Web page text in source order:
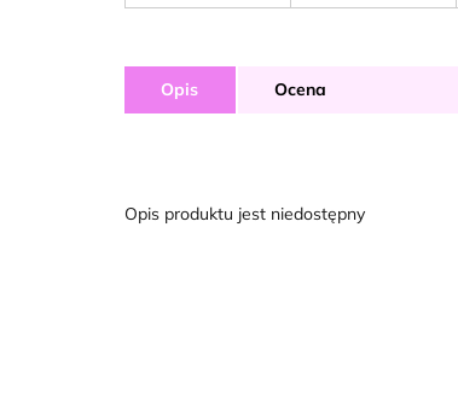
Opis Ocena
Opis produktu jest niedostępny